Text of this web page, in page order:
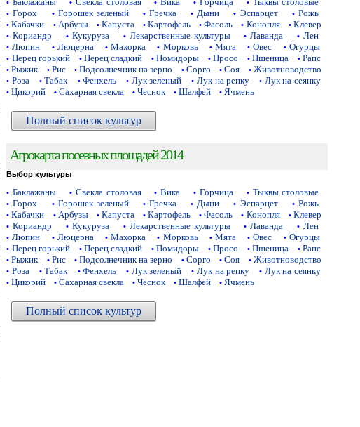
• • • • •
• Горох • Горошек зеленый • Гречка • Дыни • Эспарцет • Рожь
• Кабачки • Арбузы • Капуста • Картофель • Фасоль • Конопля • Клевер
• Кориандр • Кукуруза • Лекарственные культуры • Лаванда • Лен
• Люпин • Люцерна • Махорка • Морковь • Мята • Овес • Огурцы
• Перец горький • Перец сладкий • Помидоры • Просо • Пшеница • Рапс
• Рыжик • Рис • Подсолнечник на зерно • Сорго • Соя • Животноводство
• Роза • Табак • Фенхель • Лук зеленый • Лук на репку • Лук на сеянку
• Цикорий • Сахарная свекла • Чеснок • Шалфей • Ячмень
Полный список культур
Агрокарта посевных площадей 2014
Выбор культуры
• Баклажаны • Свекла столовая • Вика • Горчица • Тыквы столовые
• Горох • Горошек зеленый • Гречка • Дыни • Эспарцет • Рожь
• Кабачки • Арбузы • Капуста • Картофель • Фасоль • Конопля • Клевер
• Кориандр • Кукуруза • Лекарственные культуры • Лаванда • Лен
• Люпин • Люцерна • Махорка • Морковь • Мята • Овес • Огурцы
• Перец горький • Перец сладкий • Помидоры • Просо • Пшеница • Рапс
• Рыжик • Рис • Подсолнечник на зерно • Сорго • Соя • Животноводство
• Роза • Табак • Фенхель • Лук зеленый • Лук на репку • Лук на сеянку
• Цикорий • Сахарная свекла • Чеснок • Шалфей • Ячмень
Полный список культур